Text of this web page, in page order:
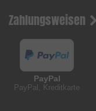
Zahlungsweisen
PayPal
PayPal, Kreditkarte